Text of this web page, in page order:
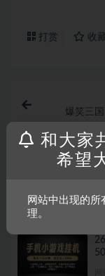
打赏 收
爆笑三
利用Stable
相关文章
和大家
希望
网站中出现的所
理。